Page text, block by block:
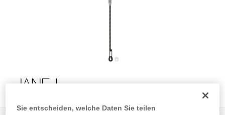
JANE-I
Sie entscheiden, welche Daten Sie teilen